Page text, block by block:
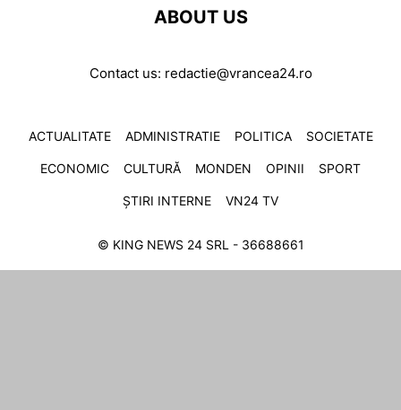
ABOUT US
Contact us: redactie@vrancea24.ro
ACTUALITATE ADMINISTRATIE POLITICA SOCIETATE
ECONOMIC CULTURĂ MONDEN OPINII SPORT
ȘTIRI INTERNE VN24 TV
© KING NEWS 24 SRL - 36688661